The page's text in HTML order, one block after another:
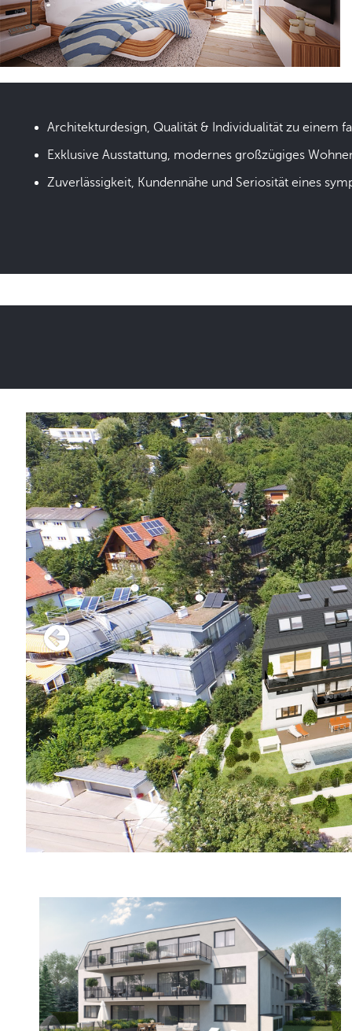
Architekturdesign, Qualität & Individualität zu einem
Exklusive Ausstattung, modernes großzügiges
Zuverlässigkeit, Kundennähe und Seriosität eines